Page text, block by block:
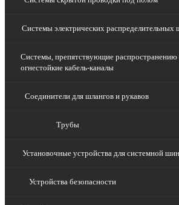
Системы электрических распределительных
Системы, препятствующие распространению
огнестойкие кабель-каналы
Соединители для шлангов и рукавов
Трубы
Установочные устройства для системной
Устройства безопасности